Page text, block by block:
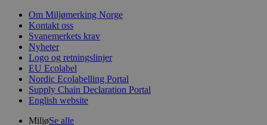
Om Miljømerking Norge
Kontakt oss
Svanemerkets krav
Nyheter
Logo og retningslinjer
EU Ecolabel
Nordic Ecolabelling Portal
Supply Chain Declaration Portal
English website
MiljøSe alle